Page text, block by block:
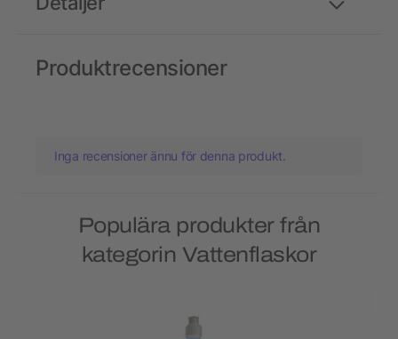
Produktrecensioner
Inga recensioner ännu för denna produkt.
Populära produkter från
kategorin Vattenflaskor